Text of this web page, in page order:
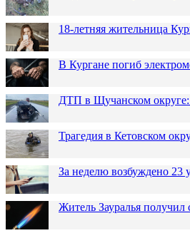
18-летняя жительница
В Кургане погиб
ДТП в Щучанском округе:
Трагедия в Кетовском
За неделю возбуждено 23
Житель Зауралья получил